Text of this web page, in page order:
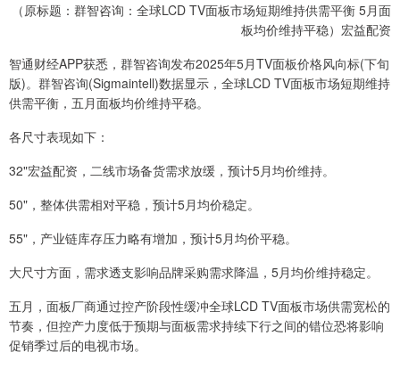
（原标题：群智咨询：全球LCD TV面板市场短期维持供需平衡 5月面
板均价维持平稳）宏益配资
智通财经APP获悉，群智咨询发布2025年5月TV面板价格风向标(下旬
版)。群智咨询(Sigmaintell)数据显示，全球LCD TV面板市场短期维持
供需平衡，五月面板均价维持平稳。
各尺寸表现如下：
32"宏益配资，二线市场备货需求放缓，预计5月均价维持。
50"，整体供需相对平稳，预计5月均价稳定。
55"，产业链库存压力略有增加，预计5月均价平稳。
大尺寸方面，需求透支影响品牌采购需求降温，5月均价维持稳定。
五月，面板厂商通过控产阶段性缓冲全球LCD TV面板市场供需宽松的
节奏，但控产力度低于预期与面板需求持续下行之间的错位恐将影响
促销季过后的电视市场。